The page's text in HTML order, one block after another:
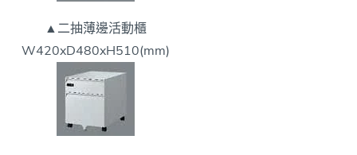
▲二抽薄邊活動櫃
W420xD480xH510(mm)